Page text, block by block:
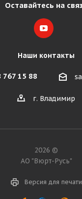
Оставайтесь на
Наши контакты
767 15 88
г. Владимир
2026 ©
АО "Вюрт-Русь"
Версия для печати